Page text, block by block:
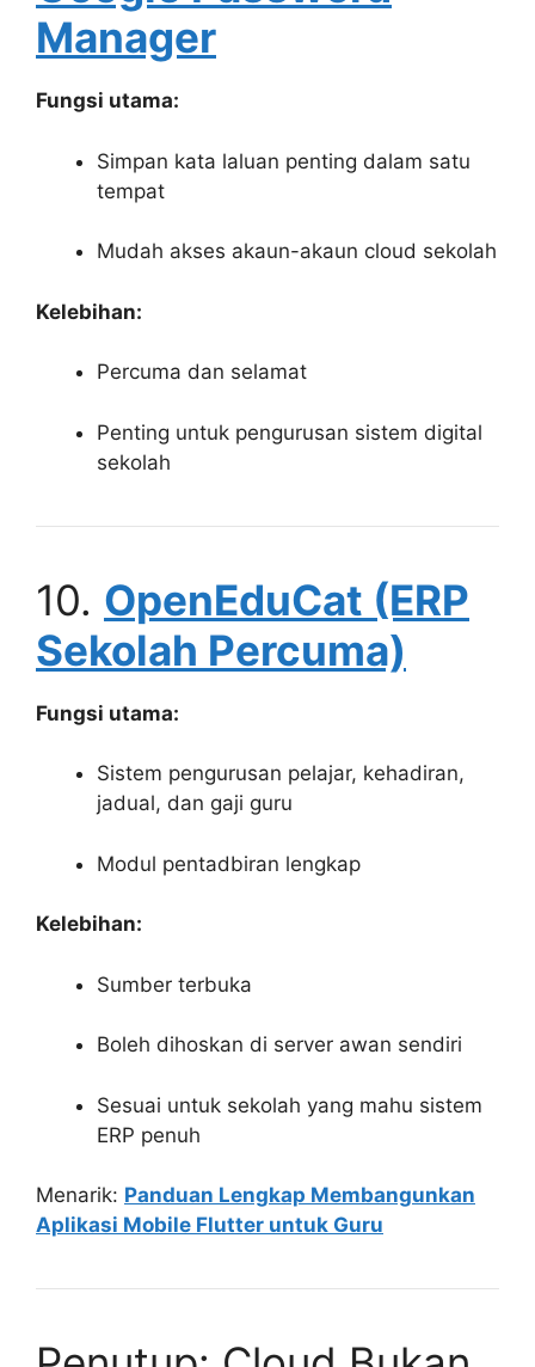
Manager
Fungsi utama:
Simpan kata laluan penting dalam satu
tempat
Mudah akses akaun-akaun cloud sekolah
Kelebihan:
Percuma dan selamat
Penting untuk pengurusan sistem digital
sekolah
10. OpenEduCat (ERP
Sekolah Percuma)
Fungsi utama:
Sistem pengurusan pelajar, kehadiran,
jadual, dan gaji guru
Modul pentadbiran lengkap
Kelebihan:
Sumber terbuka
Boleh dihoskan di server awan sendiri
Sesuai untuk sekolah yang mahu sistem
ERP penuh
Menarik: Panduan Lengkap Membangunkan
Aplikasi Mobile Flutter untuk Guru